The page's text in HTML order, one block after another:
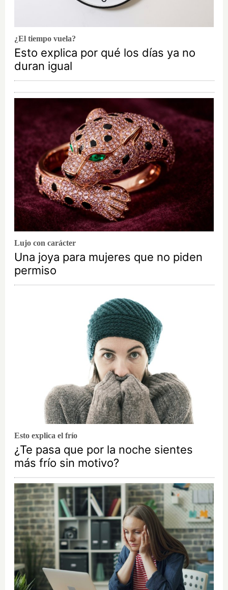
¿El tiempo vuela?
Esto explica por qué los días ya no
duran igual
Lujo con carácter
Una joya para mujeres que no piden
permiso
Esto explica el frío
¿Te pasa que por la noche sientes
más frío sin motivo?